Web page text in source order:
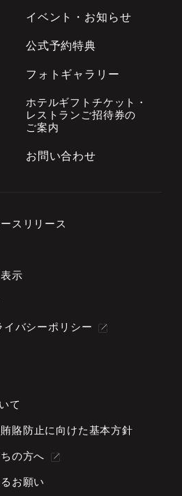
イベント・お知らせ
公式予約特典
フォトギャラリー
ホテルギフトチケット・
レストランご招待券の
ご案内
お問い合わせ
スリリース
示
バシーポリシー
て
賄賂防止に向けた基本方針
の方へ
お願い